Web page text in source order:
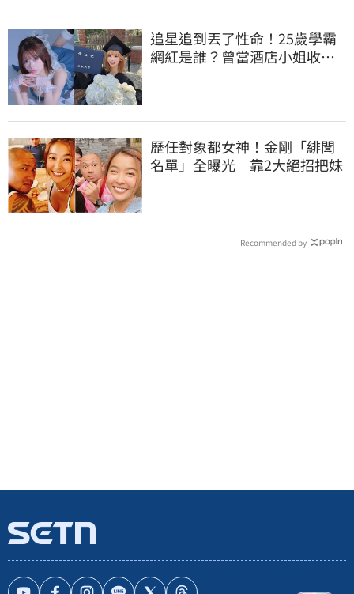
追星追到丟了性命！25歲學霸
網紅是誰？曾當酒店小姐收入
歷任對象都女神！金剛「緋聞
名單」全曝光 靠2大絕招把妹
Recommended by